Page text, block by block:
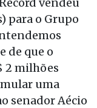
para o Grupo
de que o
2 milhões
uma
senador Aécio